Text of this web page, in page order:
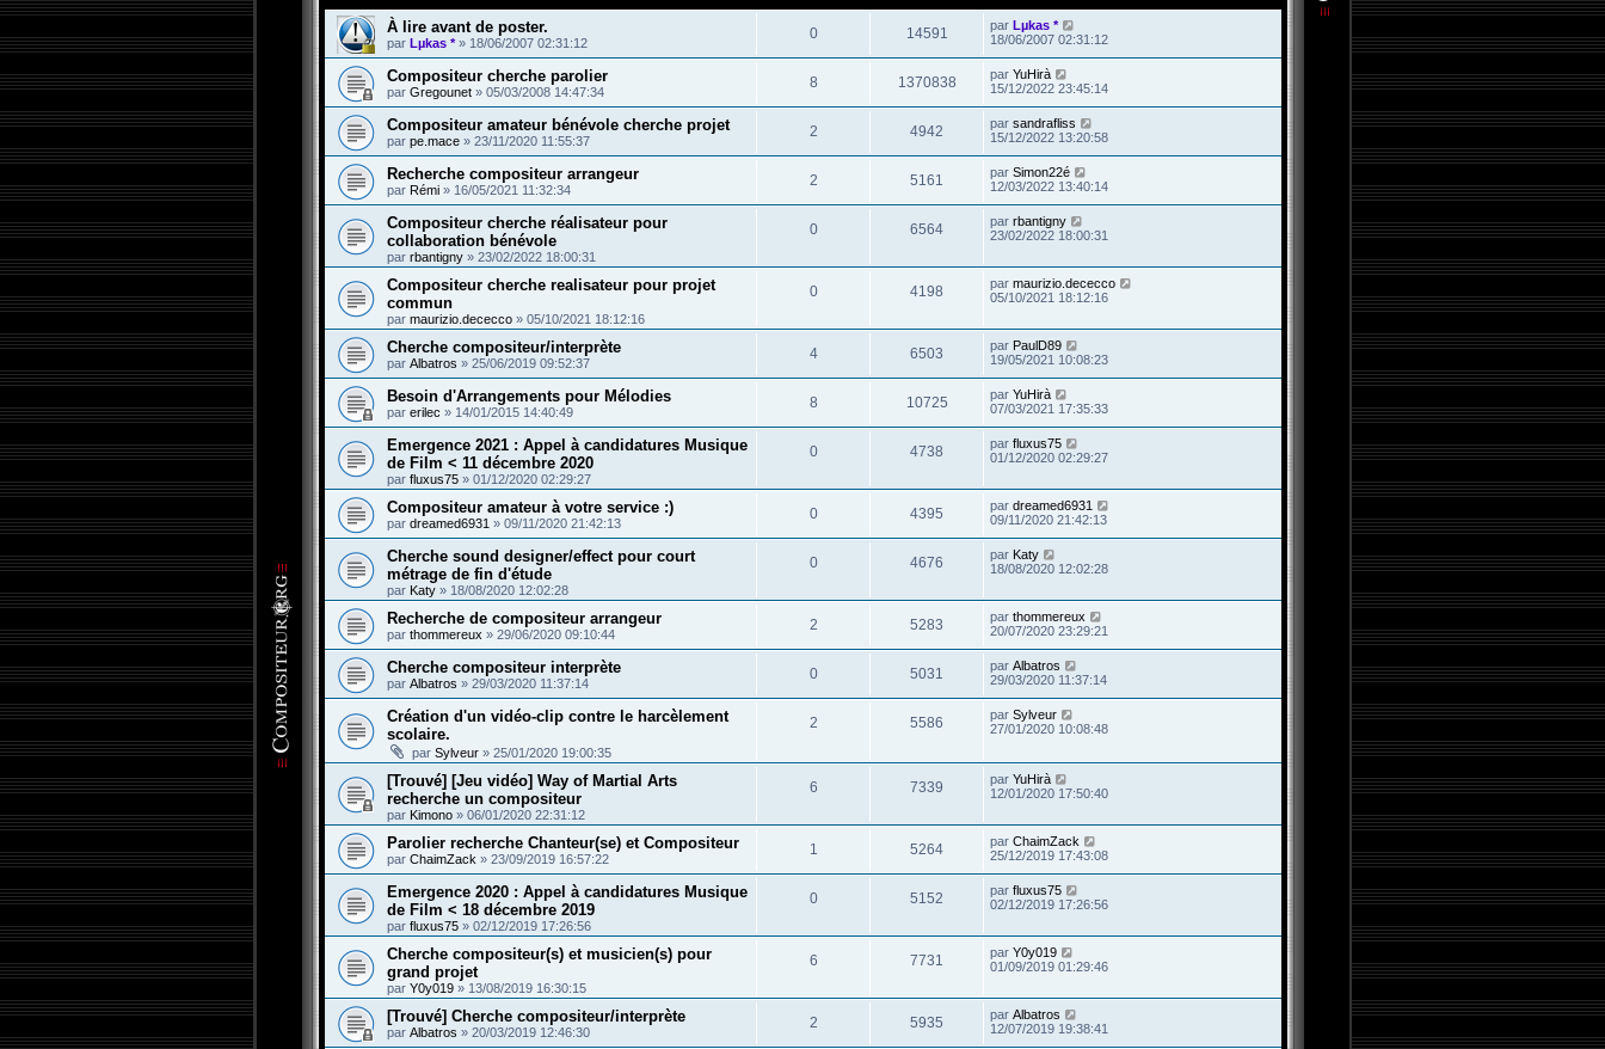
À lire avant de poster.
par Lµkas *» 18/06/2007 02:31:12
0 14591 par Lµkas *
18/06/2007 02:31:12
Compositeur cherche parolier
par Gregounet » 05/03/2008 14:47:34
8 1370838 par YuHirà
15/12/2022 23:45:14
Compositeur amateur bénévole cherche projet
par pe.mace » 23/11/2020 11:55:37
2 4942 par sandrafliss
15/12/2022 13:20:58
Recherche compositeur arrangeur
par Rémi » 16/05/2021 11:32:34
2 5161 par Simon22é
12/03/2022 13:40:14
Compositeur cherche réalisateur pour
collaboration bénévole
par rbantigny » 23/02/2022 18:00:31
0 6564 par rbantigny
23/02/2022 18:00:31
Compositeur cherche realisateur pour projet
commun
par maurizio.dececco » 05/10/2021 18:12:16
0 4198 par maurizio.dececco
05/10/2021 18:12:16
Cherche compositeur/interprète
par Albatros » 25/06/2019 09:52:37
4 6503 par PaulD89
19/05/2021 10:08:23
Besoin d'Arrangements pour Mélodies
par erilec » 14/01/2015 14:40:49
8 10725 par YuHirà
07/03/2021 17:35:33
Emergence 2021 : Appel à candidatures Musique
de Film < 11 décembre 2020
par fluxus75 » 01/12/2020 02:29:27
0 4738 par fluxus75
01/12/2020 02:29:27
Compositeur amateur à votre service :)
par dreamed6931 » 09/11/2020 21:42:13
0 4395 par dreamed6931
09/11/2020 21:42:13
Cherche sound designer/effect pour court
métrage de fin d'étude
par Katy » 18/08/2020 12:02:28
0 4676 par Katy
18/08/2020 12:02:28
Recherche de compositeur arrangeur
par thommereux » 29/06/2020 09:10:44
2 5283 par thommereux
20/07/2020 23:29:21
Cherche compositeur interprète
par Albatros » 29/03/2020 11:37:14
0 5031 par Albatros
29/03/2020 11:37:14
Création d'un vidéo-clip contre le harcèlement
scolaire.
par Sylveur » 25/01/2020 19:00:35
2 5586 par Sylveur
27/01/2020 10:08:48
[Trouvé] [Jeu vidéo] Way of Martial Arts
recherche un compositeur
par Kimono » 06/01/2020 22:31:12
6 7339 par YuHirà
12/01/2020 17:50:40
Parolier recherche Chanteur(se) et Compositeur
par ChaimZack » 23/09/2019 16:57:22
1 5264 par ChaimZack
25/12/2019 17:43:08
Emergence 2020 : Appel à candidatures Musique
de Film < 18 décembre 2019
par fluxus75 » 02/12/2019 17:26:56
0 5152 par fluxus75
02/12/2019 17:26:56
Cherche compositeur(s) et musicien(s) pour
grand projet
par Y0y019 » 13/08/2019 16:30:15
6 7731 par Y0y019
01/09/2019 01:29:46
[Trouvé] Cherche compositeur/interprète
par Albatros » 20/03/2019 12:46:30
2 5935 par Albatros
12/07/2019 19:38:41